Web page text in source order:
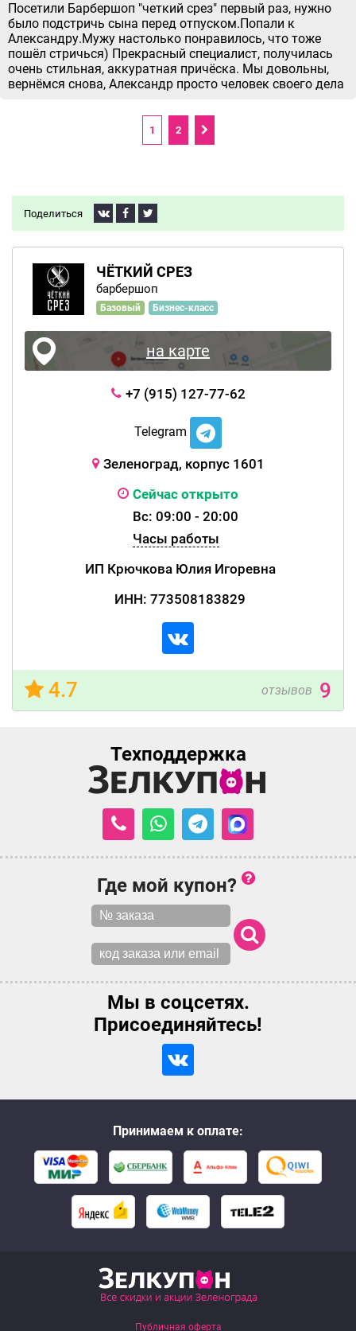
Поделиться
ЧЁТКИЙ СРЕЗ
барбершоп
Базовый Бизнес-класс
на карте
+7 (915) 127-77-62
Telegram
Зеленоград, корпус 1601
Сейчас открыто
Вс: 09:00 - 20:00
Часы работы
ИП Крючкова Юлия Игоревна
ИНН: 773508183829
4.7 отзывов 9
Посетили Барбершоп "четкий срез" первый раз, нужно
было подстричь сына перед отпуском.Попали к
Александру.Мужу настолько понравилось, что тоже
пошёл стричься) Прекрасный специалист, получилась
очень стильная, аккуратная причёска. Мы довольны,
вернёмся снова, Александр просто человек своего дела
1 2
Техподдержка
Где мой купон?
Мы в соцсетях.
Присоединяйтесь!
Принимаем к оплате:
Публичная оферта